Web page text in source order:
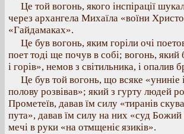
Це той вогонь, якого інспірації
через архангела Михаїла «воїни
«Гайдамаках».
Це був вогонь, яким горіли очі
поет тоді ще почув в собі; вогонь, який
і горів», немов з світильника, і опалив
Це був той вогонь, що всяке «униніе
полову розвівав»; який з гурту людей
Прометеїв, давав їм силу «тиранів
пута», давав їм силу на них «суд Божий
мечі в руки «на отмщеніє язиків».